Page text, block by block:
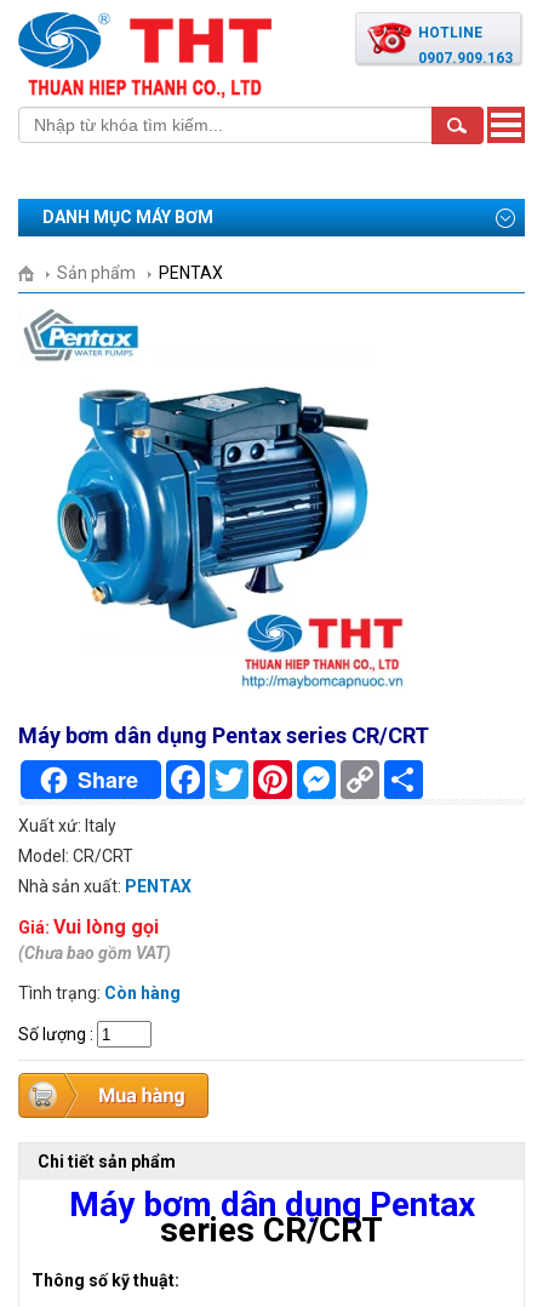
HOTLINE
0907.909.163
Toggle
DANH MỤC MÁY BƠM
Sản phẩm PENTAX
Máy bơm dân dụng Pentax series CR/CRT
Share FacebookTwitterPinterestMessenger
Copy
Link
Xuất xứ: Italy
Model: CR/CRT
Nhà sản xuất: PENTAX
Giá: Vui lòng gọi
(Chưa bao gồm VAT)
Tình trạng: Còn hàng
Số lượng :
Chi tiết sản phẩm
Máy bơm dân dụng Pentax
series CR/CRT
Thông số kỹ thuật: